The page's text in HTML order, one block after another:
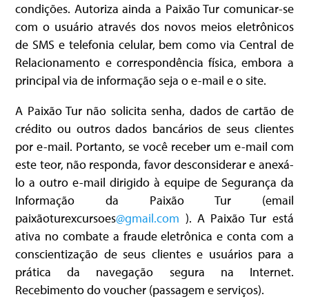
condições. Autoriza ainda a Paixão Tur comunicar-se
com o usuário através dos novos meios eletrônicos
de SMS e telefonia celular, bem como via Central de
Relacionamento e correspondência física, embora a
principal via de informação seja o e-mail e o site.
A Paixão Tur não solicita senha, dados de cartão de
crédito ou outros dados bancários de seus clientes
por e-mail. Portanto, se você receber um e-mail com
este teor, não responda, favor desconsiderar e anexá-
lo a outro e-mail dirigido à equipe de Segurança da
Informação da Paixão Tur (email
paixãoturexcursoes@gmail.com ). A Paixão Tur está
ativa no combate a fraude eletrônica e conta com a
conscientização de seus clientes e usuários para a
prática da navegação segura na Internet.
Recebimento do voucher (passagem e serviços).